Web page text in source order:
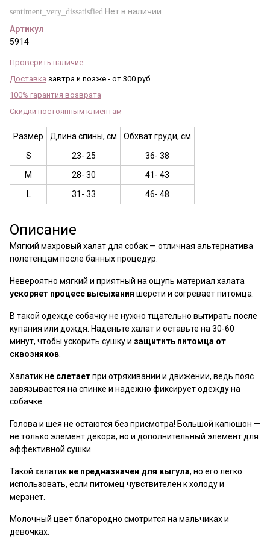
sentiment_very_dissatisfied Нет в наличии
Артикул
5914
Проверить наличие
Доставка завтра и позже - от 300 руб.
100% гарантия возврата
Скидки постоянным клиентам
Размер Длина спины, см
Обхват груди, см
S
23- 25
36- 38
M
28- 30
41- 43
L
31- 33 46- 48
Описание
Мягкий махровый халат для собак — отличная альтернатива
полетенцам после банных процедур.
Невероятно мягкий и приятный на ощупь материал халата
ускоряет процесс высыхания шерсти и согревает питомца.
В такой одежде собачку не нужно тщательно вытирать после
купания или дождя. Наденьте халат и оставьте на 30-60
минут, чтобы ускорить сушку и защитить питомца от
сквозняков
Халатик не слетаетпри отряхивании и движении, ведь пояс
завязывается на спинке и надежно фиксирует одежду на
собачке.
Голова и шея не остаются без присмотра! Большой капюшон —
не только элемент декора, но и дополнительный элемент для
эффективной сушки.
Такой халатик не предназначен для выгула, но его легко
использовать, если питомец чувствителен к холоду и
мерзнет.
Молочный цвет благородно смотрится на мальчиках и
девочках.